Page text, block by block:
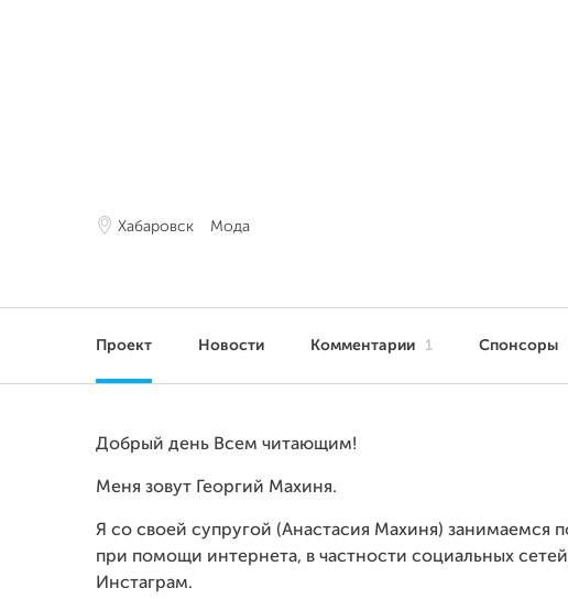
Хабаровск Мода
Проект Новости Комментарии 1 Спонсоры
Добрый день Всем читающим!
Меня зовут Георгий Махиня.
Я со своей супругой (Анастасия Махиня) занимаемся
при помощи интернета, в частности социальных
Инстаграм.